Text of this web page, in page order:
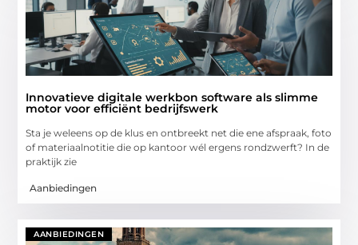
Innovatieve digitale werkbon software als slimme
motor voor efficiënt bedrijfswerk
Sta je weleens op de klus en ontbreekt net die ene afspraak, foto
of materiaalnotitie die op kantoor wél ergens rondzwerft? In de
praktijk zie
Aanbiedingen
AANBIEDINGEN